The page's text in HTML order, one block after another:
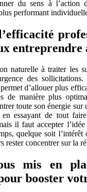
du sens à l’action
performant
entreprendre
naturelle à traiter les
des
d’allouer plus
de manière plus
toute son énergie sur
essayant de tout
il faut accepter
quelque soit
rester concentrer sur la
mis en
booster